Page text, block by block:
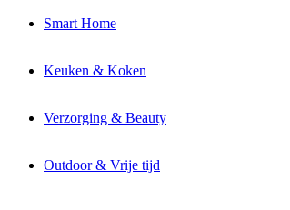
Smart Home
Keuken & Koken
Verzorging & Beauty
Outdoor & Vrije tijd